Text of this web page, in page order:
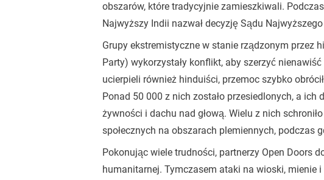
obszarów, które tradycyjnie zamieszkiwali.
Najwyższy Indii nazwał decyzję Sądu Najwyższego
Grupy ekstremistyczne w stanie rządzonym przez
Party) wykorzystały konflikt, aby szerzyć
ucierpieli również hinduiści, przemoc szybko
Ponad 50 000 z nich zostało przesiedlonych, a ich
żywności i dachu nad głową. Wielu z nich
społecznych na obszarach plemiennych, podczas
Pokonując wiele trudności, partnerzy Open Doors
humanitarnej. Tymczasem ataki na wioski, mienie